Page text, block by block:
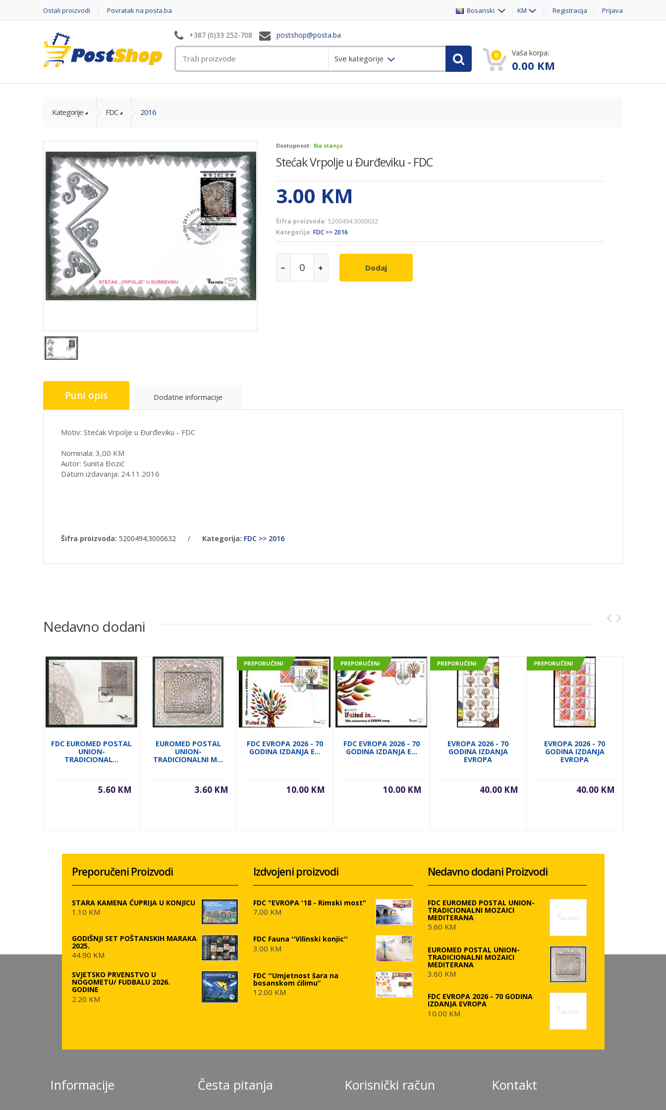
Ostali proizvodi Povratak na posta.ba Bosanski KM Registracija Prijava
+387 (0)33 252-708 postshop@posta.ba
Sve kategorije 0 Vaša korpa:
0.00 KM
Kategorije FDC 2016
Dostupnost: Na stanju
Stećak Vrpolje u Ðurđeviku - FDC
3.00 KM
Šifra proizvoda: 5200494;3000632
Kategorija: FDC >> 2016
Dodaj
Puni opis Dodatne informacije
Motiv: Stećak Vrpolje u Ðurđeviku - FDC
Nominala: 3,00 KM
Autor: Sunita Ðozić
Datum izdavanja: 24.11.2016
Šifra proizvoda: 5200494;3000632 / Kategorija: FDC >> 2016
Nedavno dodani
FDC EUROMED POSTAL
UNION-
TRADICIONAL...
5.60 KM
EUROMED POSTAL
UNION-
TRADICIONALNI M...
3.60 KM
PREPORUČENI
FDC EVROPA 2026 - 70
GODINA IZDANJA E...
10.00 KM
PREPORUČENI
FDC EVROPA 2026 - 70
GODINA IZDANJA E...
10.00 KM
PREPORUČENI
EVROPA 2026 - 70
GODINA IZDANJA
EVROPA
40.00 KM
PREPORUČENI
EVROPA 2026 - 70
GODINA IZDANJA
EVROPA
40.00 KM
Preporučeni Proizvodi
STARA KAMENA ĆUPRIJA U KONJICU
1.10 KM
GODIŠNJI SET POŠTANSKIH MARAKA
2025.
44.90 KM
SVJETSKO PRVENSTVO U
NOGOMETU/ FUDBALU 2026.
GODINE
2.20 KM
Izdvojeni proizvodi
FDC "EVROPA '18 - Rimski most"
7.00 KM
FDC Fauna ''Vilinski konjic''
3.00 KM
FDC ''Umjetnost šara na
bosanskom ćilimu”
12.00 KM
Nedavno dodani Proizvodi
FDC EUROMED POSTAL UNION-
TRADICIONALNI MOZAICI
MEDITERANA
5.60 KM
EUROMED POSTAL UNION-
TRADICIONALNI MOZAICI
MEDITERANA
3.60 KM
FDC EVROPA 2026 - 70 GODINA
IZDANJA EVROPA
10.00 KM
Informacije Česta pitanja Korisnički račun Kontakt